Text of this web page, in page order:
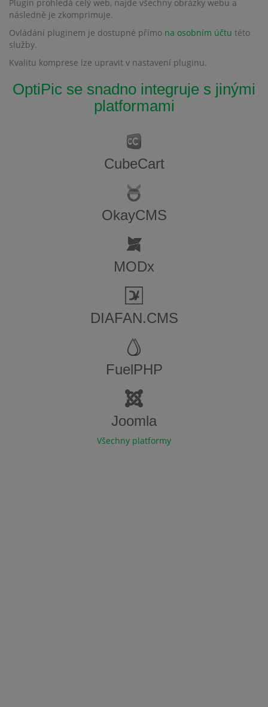
Plugin prohledá celý web, najde všechny obrázky webu a
následně je zkomprimuje.
Ovládání pluginem je dostupné přímo na osobním účtu této
služby.
Kvalitu komprese lze upravit v nastavení pluginu.
OptiPic se snadno integruje s jinými
platformami
CubeCart
OkayCMS
MODx
DIAFAN.CMS
FuelPHP
Joomla
Všechny platformy